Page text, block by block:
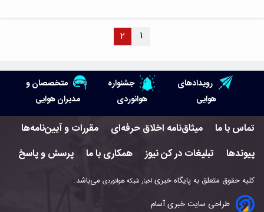
۱ ۲
رویدادهای
هوایی
جشنواره
هوانوردی
متخصصان و
مدیران هوایی
تماس با ما میثاق‌نامه اخلاق حرفه‌ای
مقررات و آیین‌نامه‌ها
پیوندها
تبلیغات در کن نیوز همکاری با ما پرسش و پاسخ
کلیه حقوق متعلق به پایگاه خبری اخبار شبکه هوانوردی می‌باشد.
طراحی سایت خبری آسام